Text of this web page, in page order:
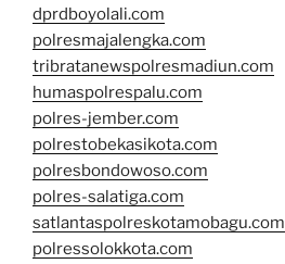
dprdboyolali.com
polresmajalengka.com
tribratanewspolresmadiun.com
humaspolrespalu.com
polres-jember.com
polrestobekasikota.com
polresbondowoso.com
polres-salatiga.com
satlantaspolreskotamobagu.com
polressolokkota.com